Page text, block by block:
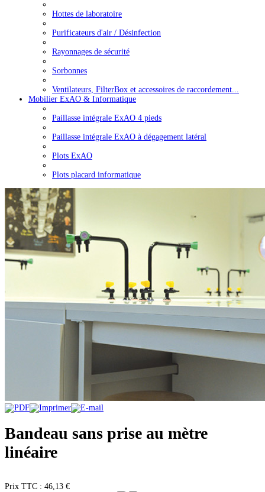
Hottes de laboratoire
Purificateurs d'air / Désinfection
Rayonnages de sécurité
Sorbonnes
Ventilateurs, FilterBox et accessoires de raccordement...
Mobilier ExAO & Informatique
Paillasse intégrale ExAO 4 pieds
Paillasse intégrale ExAO à dégagement latéral
Plots ExAO
Plots placard informatique
Bandeau sans prise au mètre
linéaire
Prix ​​TTC : 46,13 €